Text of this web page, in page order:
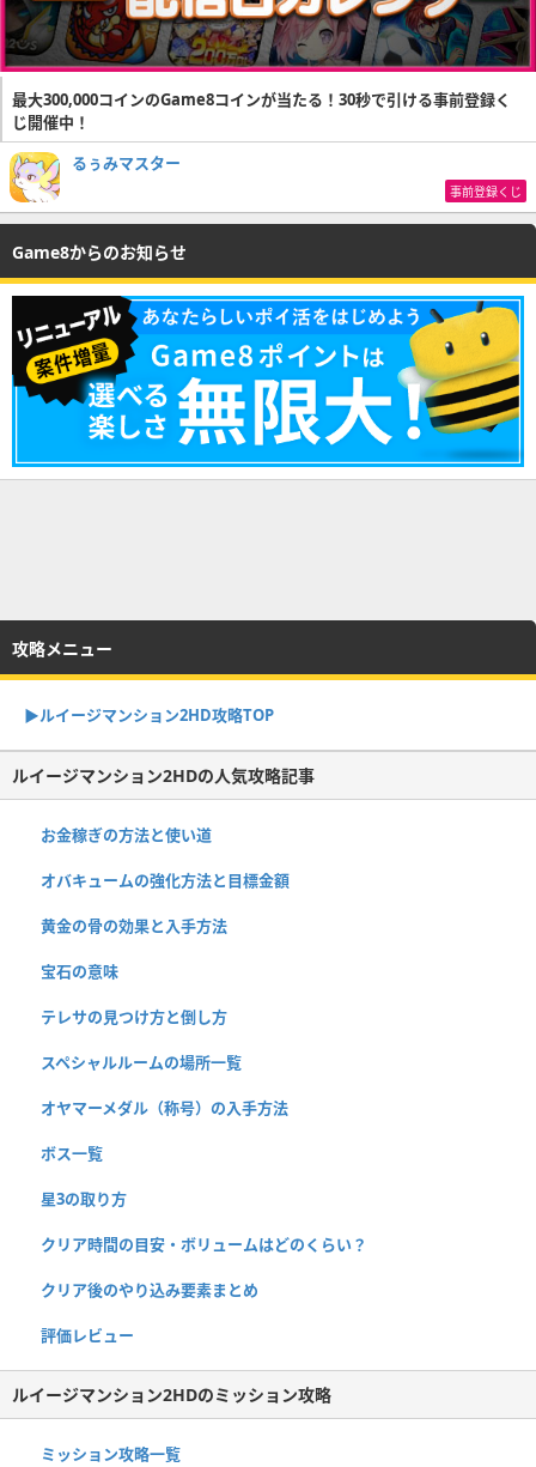
最大300,000コインのGame8コインが当たる！30秒で引ける事前登録く
じ開催中！
るぅみマスター
事前登録くじ
Game8からのお知らせ
攻略メニュー
▶︎ルイージマンション2HD攻略TOP
ルイージマンション2HDの人気攻略記事
お金稼ぎの方法と使い道
オバキュームの強化方法と目標金額
黄金の骨の効果と入手方法
宝石の意味
テレサの見つけ方と倒し方
スペシャルルームの場所一覧
オヤマーメダル（称号）の入手方法
ボス一覧
星3の取り方
クリア時間の目安・ボリュームはどのくらい？
クリア後のやり込み要素まとめ
評価レビュー
ルイージマンション2HDのミッション攻略
ミッション攻略一覧